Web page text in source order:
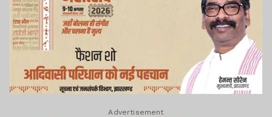
Advertisement